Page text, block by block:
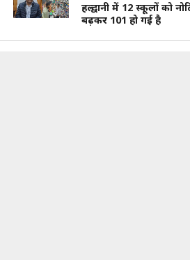
हल्द्वानी में 12 स्कूलों को
बढ़कर 101 हो गई है